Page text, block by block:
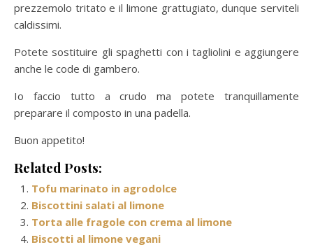
prezzemolo tritato e il limone grattugiato, dunque serviteli
caldissimi.
Potete sostituire gli spaghetti con i tagliolini e aggiungere
anche le code di gambero.
Io faccio tutto a crudo ma potete tranquillamente
preparare il composto in una padella.
Buon appetito!
Related Posts:
Tofu marinato in agrodolce
Biscottini salati al limone
Torta alle fragole con crema al limone
Biscotti al limone vegani